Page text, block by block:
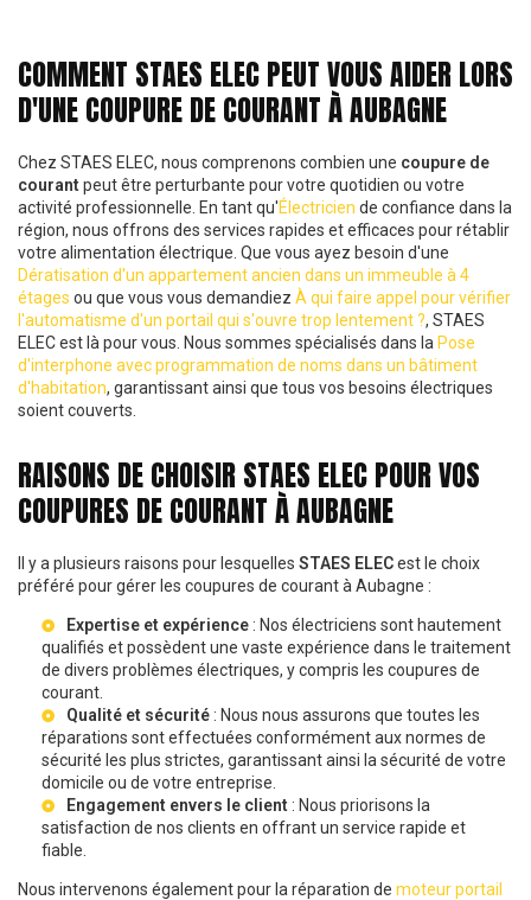
COMMENT STAES ELEC PEUT VOUS AIDER LORS
D'UNE COUPURE DE COURANT À AUBAGNE
Chez STAES ELEC, nous comprenons combien une coupure de
courant peut être perturbante pour votre quotidien ou votre
activité professionnelle. En tant qu'Électricien de confiance dans la
région, nous offrons des services rapides et efficaces pour rétablir
votre alimentation électrique. Que vous ayez besoin d'une
Dératisation d'un appartement ancien dans un immeuble à 4
étages ou que vous vous demandiez À qui faire appel pour vérifier
l'automatisme d'un portail qui s'ouvre trop lentement ?, STAES
ELEC est là pour vous. Nous sommes spécialisés dans la Pose
d'interphone avec programmation de noms dans un bâtiment
d'habitation, garantissant ainsi que tous vos besoins électriques
soient couverts.
RAISONS DE CHOISIR STAES ELEC POUR VOS
COUPURES DE COURANT À AUBAGNE
Il y a plusieurs raisons pour lesquelles STAES ELECest le choix
préféré pour gérer les coupures de courant à Aubagne :
Expertise et expérience : Nos électriciens sont hautement
qualifiés et possèdent une vaste expérience dans le traitement
de divers problèmes électriques, y compris les coupures de
courant.
Qualité et sécurité : Nous nous assurons que toutes les
réparations sont effectuées conformément aux normes de
sécurité les plus strictes, garantissant ainsi la sécurité de votre
domicile ou de votre entreprise.
Engagement envers le client : Nous priorisons la
satisfaction de nos clients en offrant un service rapide et
fiable.
Nous intervenons également pour la réparation de moteur portail